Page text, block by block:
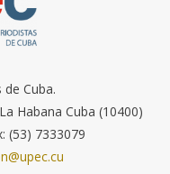
Cuba.
Habana Cuba (10400)
(53) 7333079